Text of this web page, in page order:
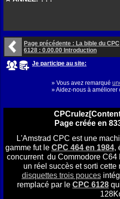
Page précédente : La bible du CPC
6128 : 0.00.00 Introduction
Je participe au site:
» Vous avez remarqué
» Aidez-nous à améliorer
Page créée en
L'Amstrad CPC est une
gamme fut le CPC 464 en 1984,
concurrent du Commodore C64
un réel succès et sorti cette
disquettes trois pouces
remplacé par le CPC 6128